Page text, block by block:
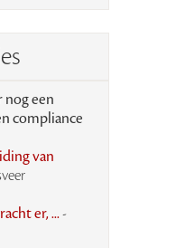
een
compliance
van
er, ...-